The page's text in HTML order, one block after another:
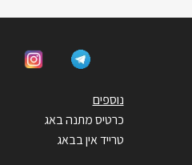
נוספים
כרטיס מתנה באג
טרייד אין בבאג